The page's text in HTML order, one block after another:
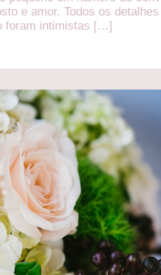
e amor. Todos os
foram intimistas […]